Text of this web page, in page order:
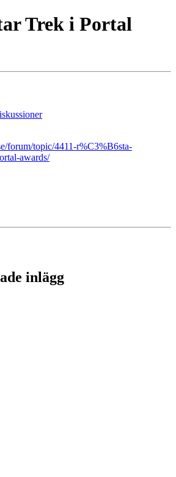
Trek i Portal
forum/topic/4411-r%C3%B6sta-
awards/
inlägg